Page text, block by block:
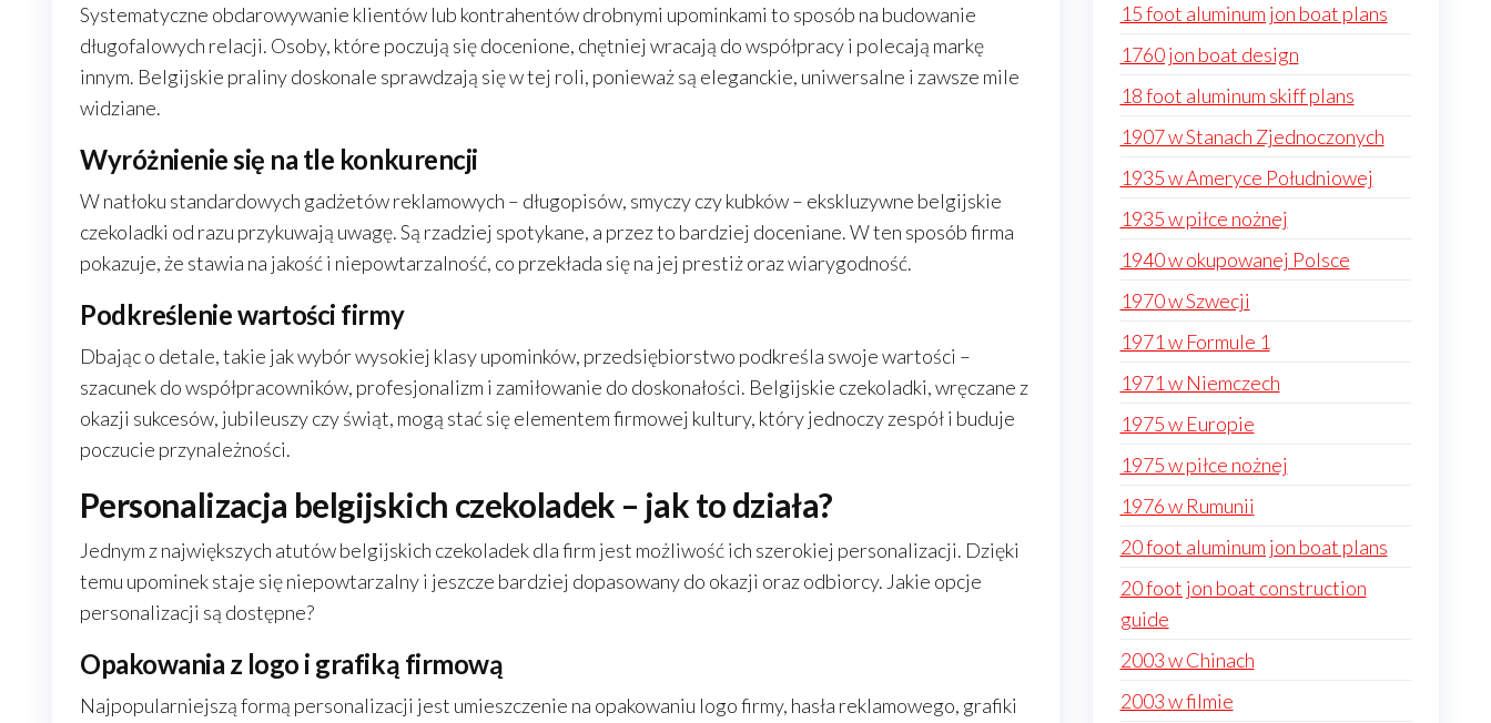
Systematyczne obdarowywanie klientów lub kontrahentów drobnymi upominkami to sposób na budowanie
długofalowych relacji. Osoby, które poczują się docenione, chętniej wracają do współpracy i polecają markę
innym. Belgijskie praliny doskonale sprawdzają się w tej roli, ponieważ są eleganckie, uniwersalne i zawsze mile
widziane.
Wyróżnienie się na tle konkurencji
W natłoku standardowych gadżetów reklamowych – długopisów, smyczy czy kubków – ekskluzywne belgijskie
czekoladki od razu przykuwają uwagę. Są rzadziej spotykane, a przez to bardziej doceniane. W ten sposób firma
pokazuje, że stawia na jakość i niepowtarzalność, co przekłada się na jej prestiż oraz wiarygodność.
Podkreślenie wartości firmy
Dbając o detale, takie jak wybór wysokiej klasy upominków, przedsiębiorstwo podkreśla swoje wartości –
szacunek do współpracowników, profesjonalizm i zamiłowanie do doskonałości. Belgijskie czekoladki, wręczane z
okazji sukcesów, jubileuszy czy świąt, mogą stać się elementem firmowej kultury, który jednoczy zespół i buduje
poczucie przynależności.
Personalizacja belgijskich czekoladek – jak to działa?
Jednym z największych atutów belgijskich czekoladek dla firm jest możliwość ich szerokiej personalizacji. Dzięki
temu upominek staje się niepowtarzalny i jeszcze bardziej dopasowany do okazji oraz odbiorcy. Jakie opcje
personalizacji są dostępne?
Opakowania z logo i grafiką firmową
Najpopularniejszą formą personalizacji jest umieszczenie na opakowaniu logo firmy, hasła reklamowego, grafiki
15 foot aluminum jon boat plans
1760 jon boat design
18 foot aluminum skiff plans
1907 w Stanach Zjednoczonych
1935 w Ameryce Południowej
1935 w piłce nożnej
1940 w okupowanej Polsce
1970 w Szwecji
1971 w Formule 1
1971 w Niemczech
1975 w Europie
1975 w piłce nożnej
1976 w Rumunii
20 foot aluminum jon boat plans
20 foot jon boat construction
guide
2003 w Chinach
2003 w filmie